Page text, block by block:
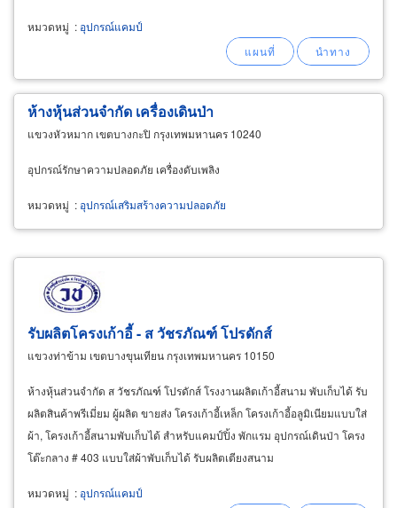
หมวดหมู่ : อุปกรณ์แคมป์
ห้างหุ้นส่วนจำกัด เครื่องเดินป่า
แขวงหัวหมาก เขตบางกะปิ กรุงเทพมหานคร 10240
อุปกรณ์รักษาความปลอดภัย เครื่องดับเพลิง
หมวดหมู่ : อุปกรณ์เสริมสร้างความปลอดภัย
รับผลิตโครงเก้าอี้ - ส วัชรภัณฑ์ โปรดักส์
แขวงท่าข้าม เขตบางขุนเทียน กรุงเทพมหานคร 10150
ห้างหุ้นส่วนจำกัด ส วัชรภัณฑ์ โปรดักส์ โรงงานผลิตเก้าอี้สนาม พับเก็บได้ รับ
ผลิตสินค้าพรีเมี่ยม ผู้ผลิต ขายส่ง โครงเก้าอี้เหล็ก โครงเก้าอี้อลูมิเนียมแบบใส่
ผ้า, โครงเก้าอี้สนามพับเก็บได้ สำหรับแคมป์ปิ้ง พักแรม อุปกรณ์เดินป่า โครง
โต๊ะกลาง # 403 แบบใส่ผ้าพับเก็บได้ รับผลิตเตียงสนาม
หมวดหมู่ : อุปกรณ์แคมป์